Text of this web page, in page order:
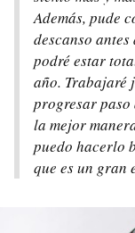
Además, pude
descanso
podré estar
año. Trabajaré
progresar paso
la mejor
puedo hacerlo
que es un gran